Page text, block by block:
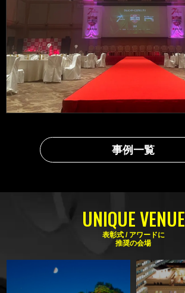
事例一覧
表彰式 / アワードに
推奨の会場
UNIQUE VENUE